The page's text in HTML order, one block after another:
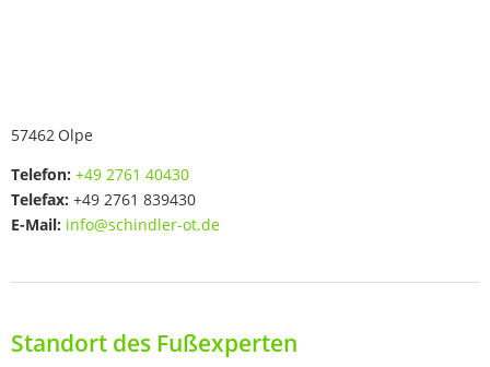
57462 Olpe
Telefon: +49 2761 40430
Telefax: +49 2761 839430
E-Mail: info@schindler-ot.de
Standort des Fußexperten